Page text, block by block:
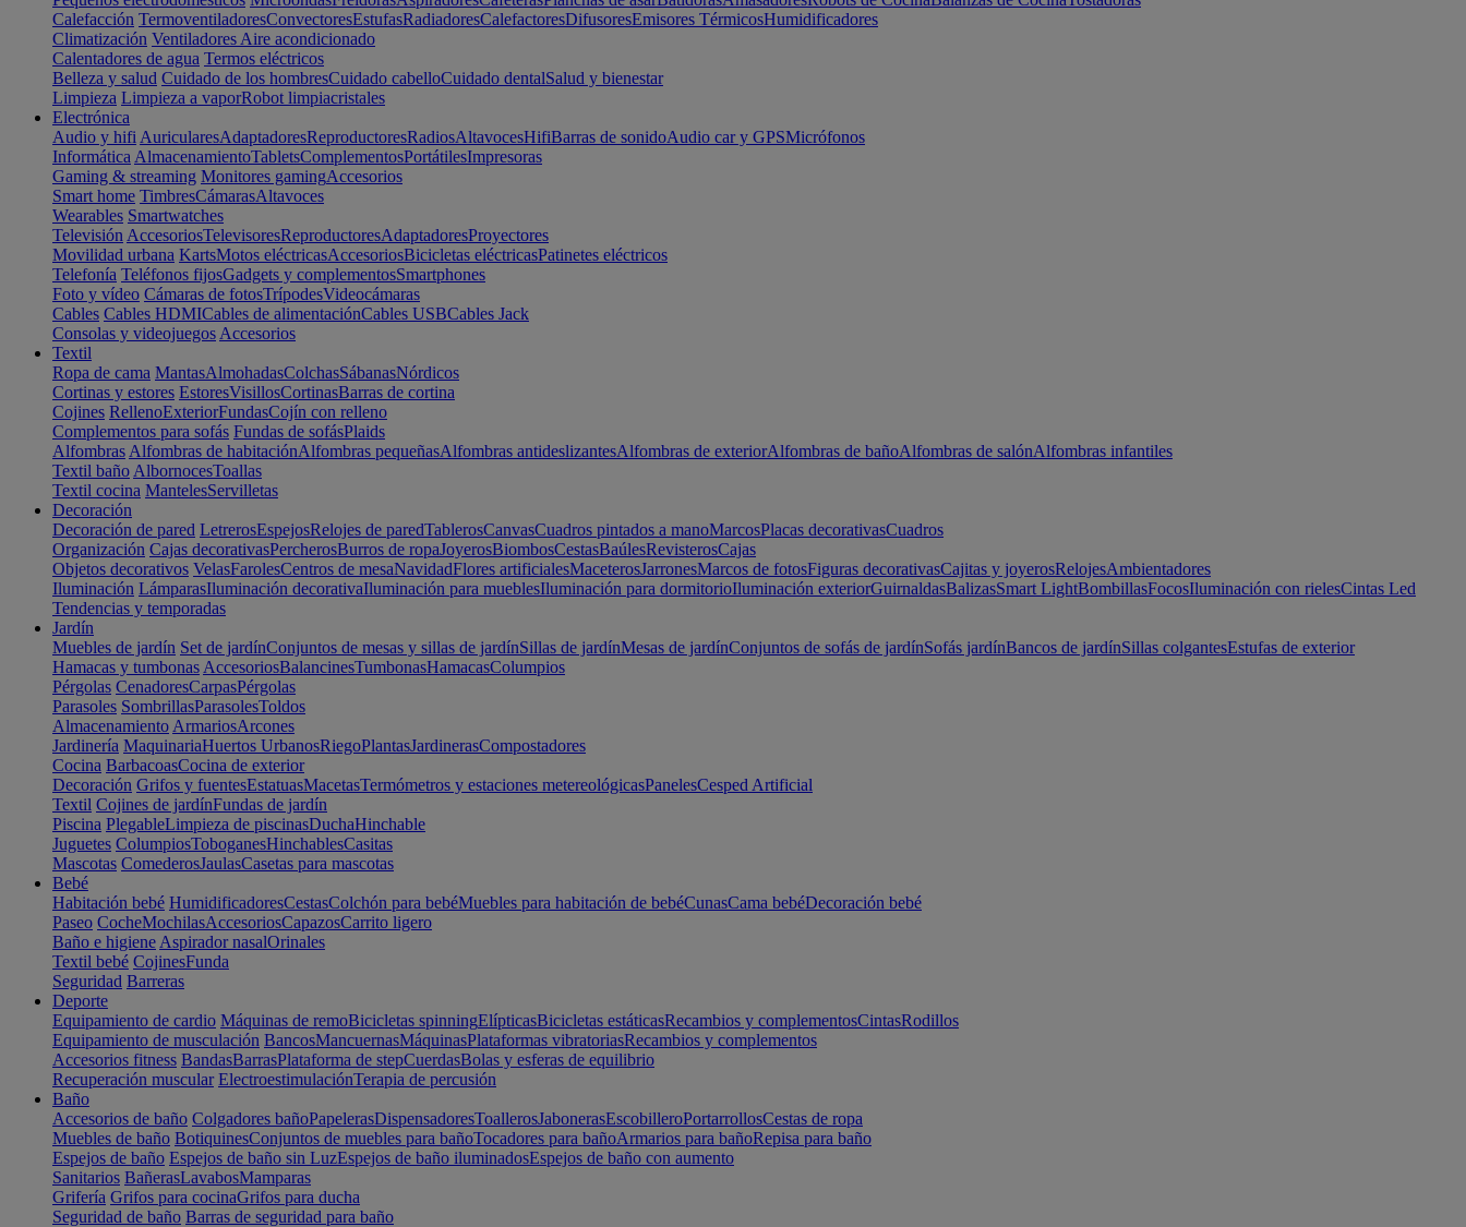
Calefacción TermoventiladoresConvectoresEstufasRadiadoresCalefactoresDifusoresEmisores TérmicosHumidificadores
Climatización Ventiladores Aire acondicionado
Calentadores de agua Termos eléctricos
Belleza y salud Cuidado de los hombresCuidado cabelloCuidado dentalSalud y bienestar
Limpieza Limpieza a vaporRobot limpiacristales
Electrónica
Audio y hifi AuricularesAdaptadoresReproductoresRadiosAltavocesHifiBarras de sonidoAudio car y GPSMicrófonos
Informática AlmacenamientoTabletsComplementosPortátilesImpresoras
Gaming & streaming Monitores gamingAccesorios
Smart home TimbresCámarasAltavoces
Wearables Smartwatches
Televisión AccesoriosTelevisoresReproductoresAdaptadoresProyectores
Movilidad urbana KartsMotos eléctricasAccesoriosBicicletas eléctricasPatinetes eléctricos
Telefonía Teléfonos fijosGadgets y complementosSmartphones
Foto y vídeo Cámaras de fotosTrípodesVideocámaras
Cables Cables HDMICables de alimentaciónCables USBCables Jack
Consolas y videojuegos Accesorios
Textil
Ropa de cama MantasAlmohadasColchasSábanasNórdicos
Cortinas y estores EstoresVisillosCortinasBarras de cortina
Cojines RellenoExteriorFundasCojín con relleno
Complementos para sofás Fundas de sofásPlaids
Alfombras Alfombras de habitaciónAlfombras pequeñasAlfombras antideslizantesAlfombras de exteriorAlfombras de bañoAlfombras de salónAlfombras infantiles
Textil baño AlbornocesToallas
Textil cocina MantelesServilletas
Decoración
Decoración de pared LetrerosEspejosRelojes de paredTablerosCanvasCuadros pintados a manoMarcosPlacas decorativasCuadros
Organización Cajas decorativasPercherosBurros de ropaJoyerosBiombosCestasBaúlesRevisterosCajas
Objetos decorativos VelasFarolesCentros de mesaNavidadFlores artificialesMaceterosJarronesMarcos de fotosFiguras decorativasCajitas y joyerosRelojesAmbientadores
Iluminación LámparasIluminación decorativaIluminación para mueblesIluminación para dormitorioIluminación exteriorGuirnaldasBalizasSmart LightBombillasFocosIluminación con rielesCintas Led
Tendencias y temporadas
Jardín
Muebles de jardín Set de jardínConjuntos de mesas y sillas de jardínSillas de jardínMesas de jardínConjuntos de sofás de jardínSofás jardínBancos de jardínSillas colgantesEstufas de exterior
Hamacas y tumbonas AccesoriosBalancinesTumbonasHamacasColumpios
Pérgolas CenadoresCarpasPérgolas
Parasoles SombrillasParasolesToldos
Almacenamiento ArmariosArcones
Jardinería MaquinariaHuertos UrbanosRiegoPlantasJardinerasCompostadores
Cocina BarbacoasCocina de exterior
Decoración Grifos y fuentesEstatuasMacetasTermómetros y estaciones metereológicasPanelesCesped Artificial
Textil Cojines de jardínFundas de jardín
Piscina PlegableLimpieza de piscinasDuchaHinchable
Juguetes ColumpiosToboganesHinchablesCasitas
Mascotas ComederosJaulasCasetas para mascotas
Bebé
Habitación bebé HumidificadoresCestasColchón para bebéMuebles para habitación de bebéCunasCama bebéDecoración bebé
Paseo CocheMochilasAccesoriosCapazosCarrito ligero
Baño e higiene Aspirador nasalOrinales
Textil bebé CojinesFunda
Seguridad Barreras
Deporte
Equipamiento de cardio Máquinas de remoBicicletas spinningElípticasBicicletas estáticasRecambios y complementosCintasRodillos
Equipamiento de musculación BancosMancuernasMáquinasPlataformas vibratoriasRecambios y complementos
Accesorios fitness BandasBarrasPlataforma de stepCuerdasBolas y esferas de equilibrio
Recuperación muscular ElectroestimulaciónTerapia de percusión
Baño
Accesorios de baño Colgadores bañoPapelerasDispensadoresToallerosJabonerasEscobilleroPortarrollosCestas de ropa
Muebles de baño BotiquinesConjuntos de muebles para bañoTocadores para bañoArmarios para bañoRepisa para baño
Espejos de baño Espejos de baño sin LuzEspejos de baño iluminadosEspejos de baño con aumento
Sanitarios BañerasLavabosMamparas
Grifería Grifos para cocinaGrifos para ducha
Seguridad de baño Barras de seguridad para baño